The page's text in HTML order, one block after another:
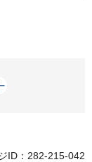
ID：282-215-042